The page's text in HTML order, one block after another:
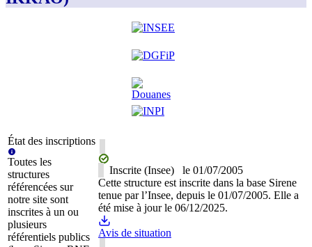
État des inscriptions
Toutes les
structures
référencées sur
notre site sont
inscrites à un ou
plusieurs
référentiels publics
Inscrite (Insee) le 01/07/2005
Cette structure est inscrite dans la base Sirene
tenue par l’Insee, depuis le 01/07/2005. Elle a
été mise à jour le 06/12/2025.
Avis de situation